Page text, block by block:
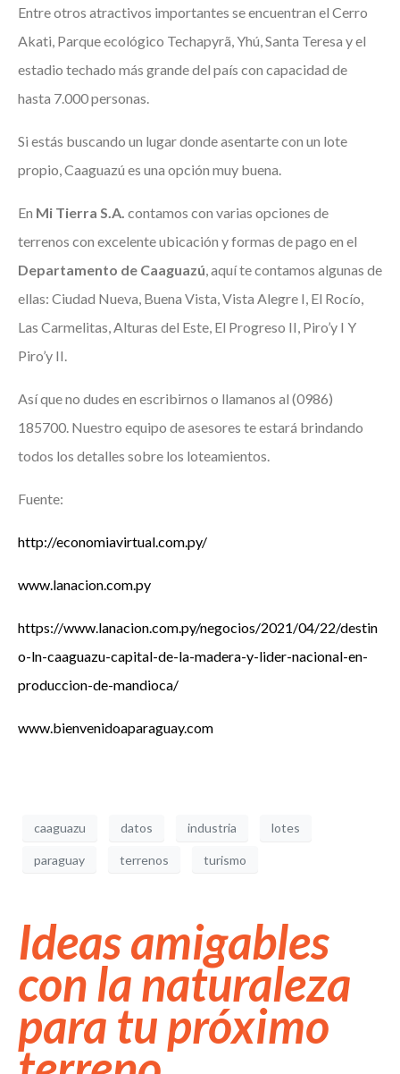
Entre otros atractivos importantes se encuentran el Cerro
Akati, Parque ecológico Techapyrã, Yhú, Santa Teresa y el
estadio techado más grande del país con capacidad de
hasta 7.000 personas.
Si estás buscando un lugar donde asentarte con un lote
propio, Caaguazú es una opción muy buena.
En Mi Tierra S.A. contamos con varias opciones de
terrenos con excelente ubicación y formas de pago en el
Departamento de Caaguazú, aquí te contamos algunas de
ellas: Ciudad Nueva, Buena Vista, Vista Alegre I, El Rocío,
Las Carmelitas, Alturas del Este, El Progreso II, Piro’y I Y
Piro’y II.
Así que no dudes en escribirnos o llamanos al (0986)
185700. Nuestro equipo de asesores te estará brindando
todos los detalles sobre los loteamientos.
Fuente:
http://economiavirtual.com.py/
www.lanacion.com.py
https://www.lanacion.com.py/negocios/2021/04/22/destin
o-ln-caaguazu-capital-de-la-madera-y-lider-nacional-en-
produccion-de-mandioca/
www.bienvenidoaparaguay.com
caaguazu datos industria lotes
paraguay terrenos turismo
Ideas amigables
con la naturaleza
para tu próximo